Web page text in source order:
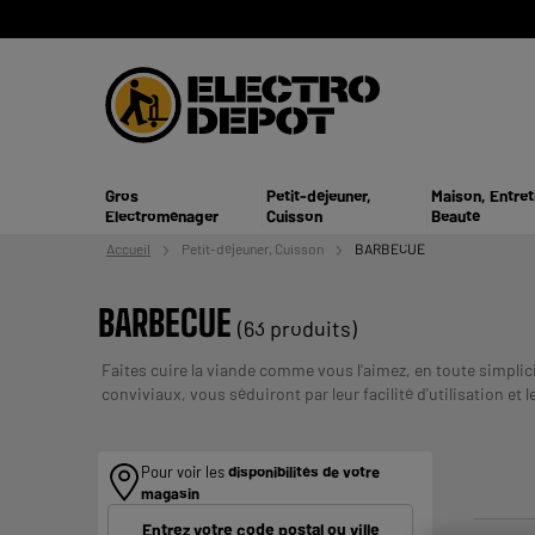
Gros
Electroménager
Petit-déjeuner,
Cuisson
Maison,
Beauté
Accueil Petit-déjeuner, Cuisson BARBECUE
BARBECUE (63 produits)
Faites cuire la viande comme vous l'aimez, en toute
conviviaux, vous séduiront par leur facilité d'utilisation et
Pour voir lesdisponibilités de votre
magasin
Entrez votre code postal ou ville